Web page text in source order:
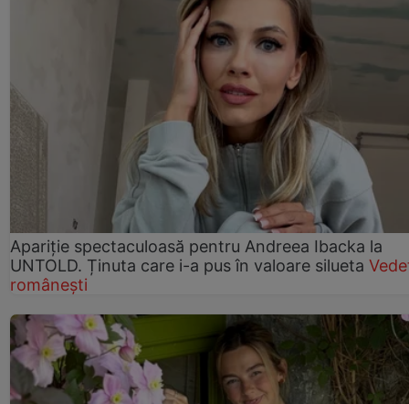
Apariție spectaculoasă pentru Andreea Ibacka la
UNTOLD. Ținuta care i-a pus în valoare silueta
românești